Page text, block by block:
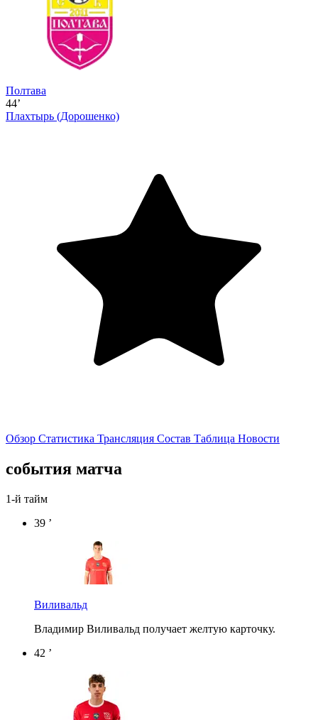
Полтава
44’
Плахтырь (Дорошенко)
Обзор Статистика Трансляция Состав Таблица Новости
события матча
1-й тайм
39 ’
Виливальд
Владимир Виливальд получает желтую карточку.
42 ’